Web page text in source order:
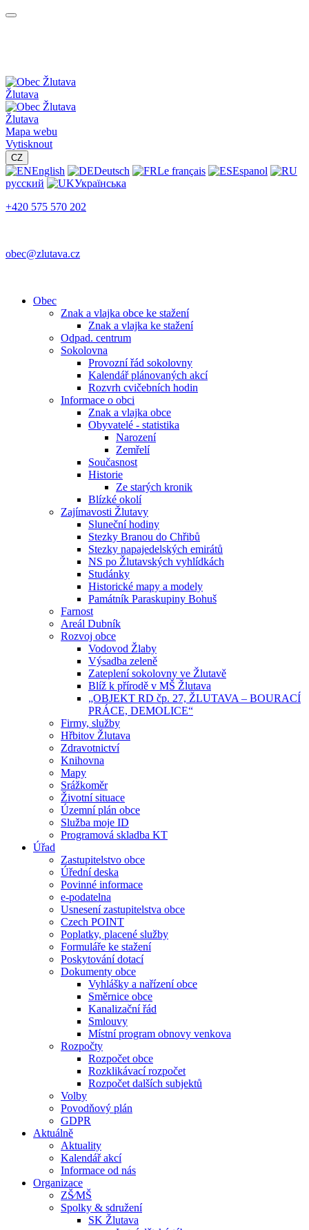
Žlutava
Žlutava
Mapa webu
Vytisknout
CZ
English Deutsch Le français
Espanol
русский
Українська
+420 575 570 202
obec@zlutava.cz
Obec
Znak a vlajka obce ke stažení
Znak a vlajka ke stažení
Odpad. centrum
Sokolovna
Provozní řád sokolovny
Kalendář plánovaných akcí
Rozvrh cvičebních hodin
Informace o obci
Znak a vlajka obce
Obyvatelé - statistika
Narození
Zemřelí
Současnost
Historie
Ze starých kronik
Blízké okolí
Zajímavosti Žlutavy
Sluneční hodiny
Stezky Branou do Chřibů
Stezky napajedelských emirátů
NS po Žlutavských vyhlídkách
Studánky
Historické mapy a modely
Památník Paraskupiny Bohuš
Farnost
Areál Dubník
Rozvoj obce
Vodovod Žlaby
Výsadba zeleně
Zateplení sokolovny ve Žlutavě
Blíž k přírodě v MŠ Žlutava
„OBJEKT RD čp. 27, ŽLUTAVA – BOURACÍ
PRÁCE, DEMOLICE“
Firmy, služby
Hřbitov Žlutava
Zdravotnictví
Knihovna
Mapy
Srážkoměr
Životní situace
Územní plán obce
Služba moje ID
Programová skladba KT
Úřad
Zastupitelstvo obce
Úřední deska
Povinné informace
e-podatelna
Usnesení zastupitelstva obce
Czech POINT
Poplatky, placené služby
Formuláře ke stažení
Poskytování dotací
Dokumenty obce
Vyhlášky a nařízení obce
Směrnice obce
Kanalizační řád
Smlouvy
Místní program obnovy venkova
Rozpočty
Rozpočet obce
Rozklikávací rozpočet
Rozpočet dalších subjektů
Volby
Povodňový plán
GDPR
Aktuálně
Aktuality
Kalendář akcí
Informace od nás
Organizace
ZŠ⁄MŠ
Spolky & sdružení
SK Žlutava